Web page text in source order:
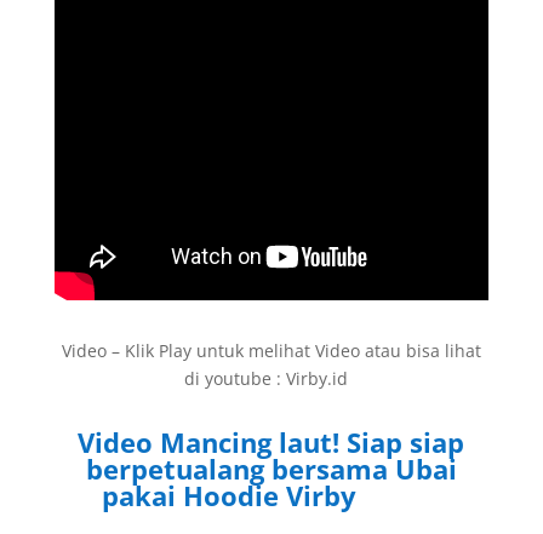
Video – Klik Play untuk melihat Video atau bisa lihat
di youtube : Virby.id
Video Mancing laut! Siap siap
berpetualang bersama Ubai
pakai Hoodie Virby